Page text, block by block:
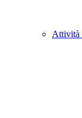
Attività